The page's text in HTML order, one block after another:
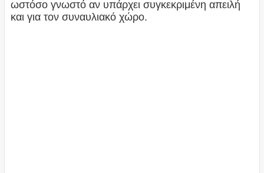
ωστόσο γνωστό αν υπάρχει συγκεκριμένη απειλή
και για τον συναυλιακό χώρο.